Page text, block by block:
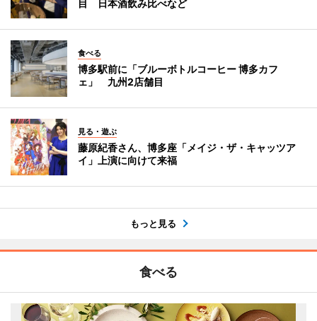
目 日本酒飲み比べなど
食べる
博多駅前に「ブルーボトルコーヒー 博多カフ
ェ」 九州2店舗目
見る・遊ぶ
藤原紀香さん、博多座「メイジ・ザ・キャッツア
イ」上演に向けて来福
もっと見る
食べる